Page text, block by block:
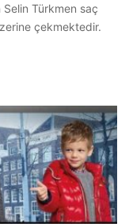
Selin Türkmen saç
çekmektedir.